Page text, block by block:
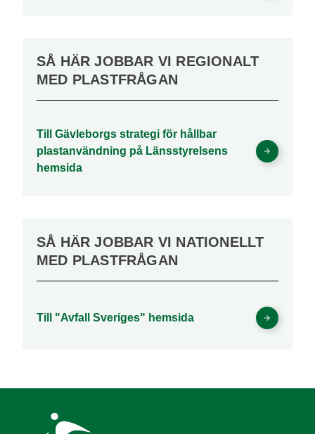
SÅ HÄR JOBBAR VI REGIONALT
MED PLASTFRÅGAN
Till Gävleborgs strategi för hållbar
plastanvändning på Länsstyrelsens
hemsida
SÅ HÄR JOBBAR VI NATIONELLT
MED PLASTFRÅGAN
Till "Avfall Sveriges" hemsida